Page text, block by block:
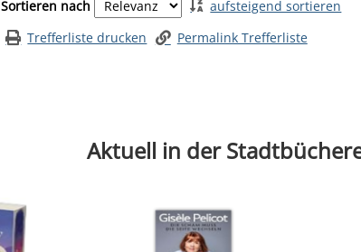
Sortieren nach aufsteigend sortieren
Trefferliste drucken
Permalink Trefferliste
Aktuell in der